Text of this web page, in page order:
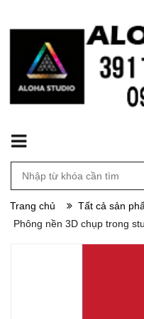
Trang chủ
Tất cả sản
Phông nền 3D chụp trong